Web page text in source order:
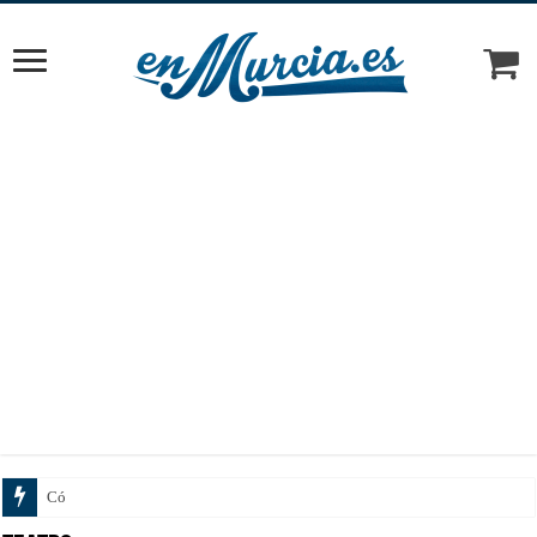
Cómo elegir el tratamiento ideal según tu piel y objetivos